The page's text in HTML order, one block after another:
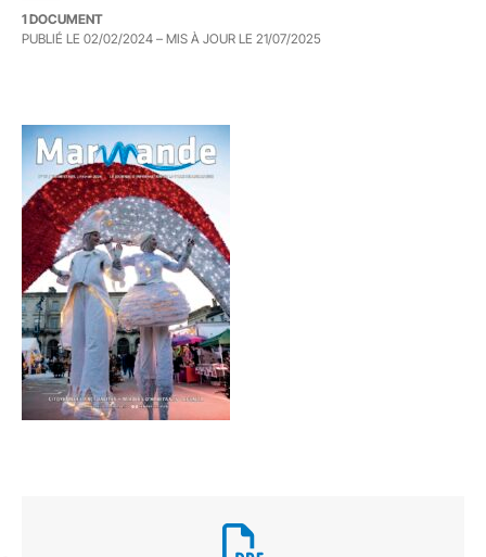
1 DOCUMENT
PUBLIÉ LE 02/02/2024 – MIS À JOUR LE 21/07/2025